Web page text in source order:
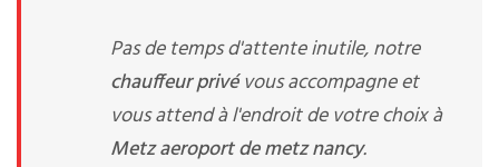
Pas de temps d'attente inutile, notre
chauffeur privévous accompagne et
vous attend à l'endroit de votre choix à
Metz aeroport de metz nancy.